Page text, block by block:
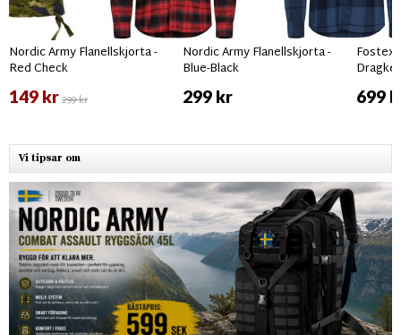
Nordic Army Flanellskjorta -
Red Check
149 kr299 kr
Nordic Army Flanellskjorta -
Blue-Black
299 kr
Fostex
699
Vi tipsar om